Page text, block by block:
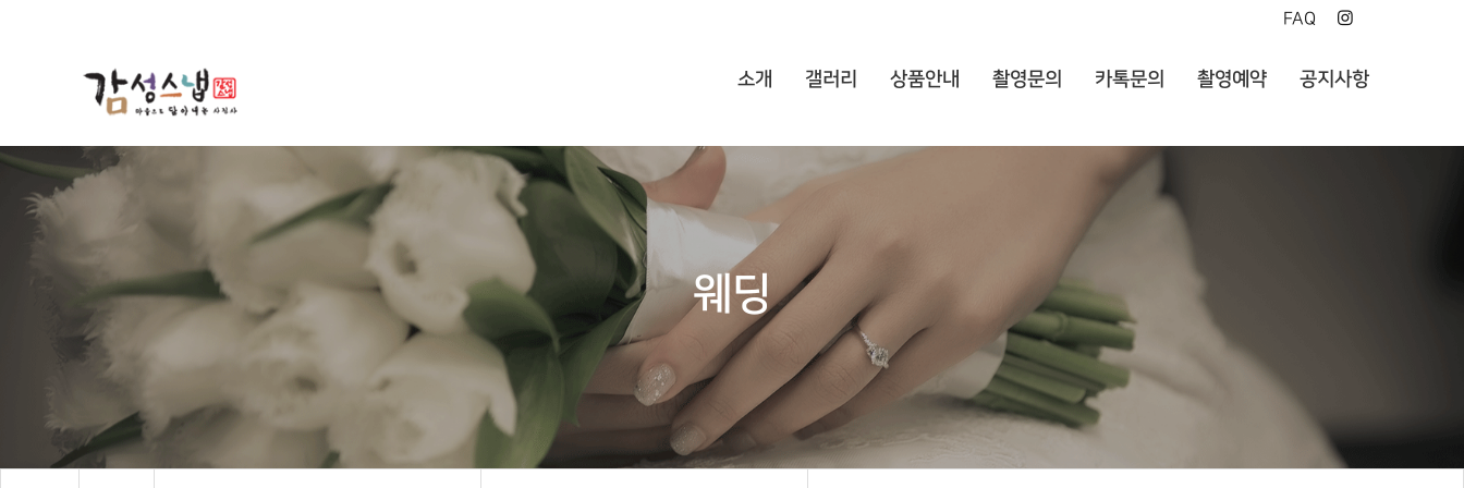
FAQ
소개 갤러리 상품안내 촬영문의 카톡문의 촬영예약 공지사항
웨딩